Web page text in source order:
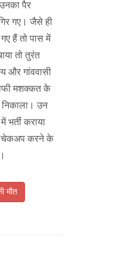
पैर
गए। जैसे ही
हैं तो पास में
तो तुरंत
और गांववासी
मशक्कत के
निकाला। उन
भर्ती कराया
चेकअप करने के
मौत